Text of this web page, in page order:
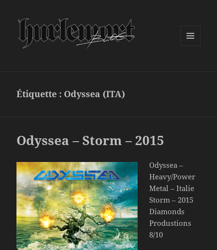
Étiquette : Odyssea (ITA)
Odyssea – Storm – 2015
Odyssea –
Heavy/Power
Metal – Italie
Storm – 2015
Diamonds
Produstions
8/10